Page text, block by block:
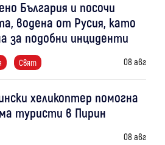
България и посочи
водена от Русия, като
за подобни инциденти
Свят 08 авг
хеликоптер помогна
туристи в Пирин
08 авг